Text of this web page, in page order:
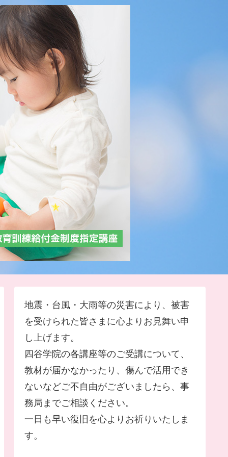
地震・台風・大雨等の災害により、被害
を受けられた皆さまに心よりお見舞い申
し上げます。
四谷学院の各講座等のご受講について、
教材が届かなかったり、傷んで活用でき
ないなどご不自由がございましたら、事
務局までご相談ください。
一日も早い復旧を心よりお祈りいたしま
す。